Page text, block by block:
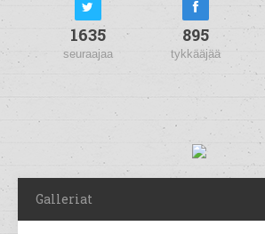
1635
seuraajaa
895
tykkääjää
Galleriat